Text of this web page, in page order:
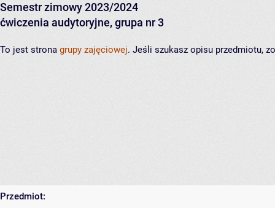
Semestr zimowy 2023/2024
ćwiczenia audytoryjne, grupa nr 3
To jest strona grupy zajęciowej. Jeśli szukasz opisu przedmiotu,
Przedmiot: